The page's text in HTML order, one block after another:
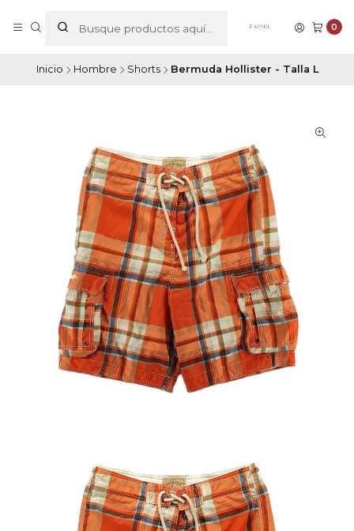
0
Inicio Hombre Shorts Bermuda Hollister - Talla L